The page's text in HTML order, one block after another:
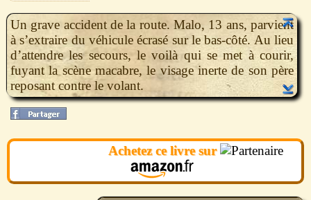
Un grave accident de la route. Malo, 13 ans, parvient
à s’extraire du véhicule écrasé sur le bas-côté. Au lieu
d’attendre les secours, le voilà qui se met à courir,
fuyant la scène macabre, le visage inerte de son père
reposant contre le volant.
Achetez ce livre sur